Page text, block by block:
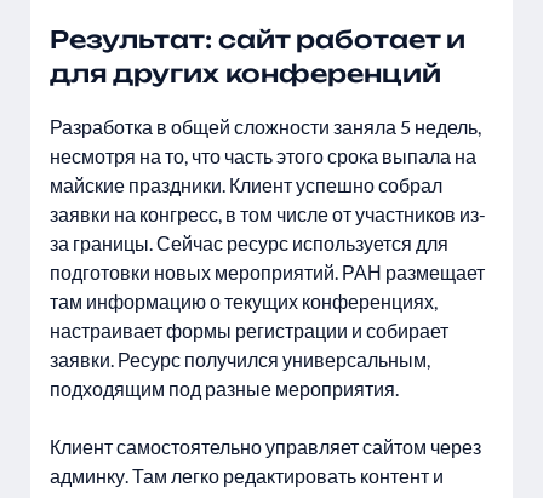
Результат: сайт работает и
для других конференций
Разработка в общей сложности заняла 5 недель,
несмотря на то, что часть этого срока выпала на
майские праздники. Клиент успешно собрал
заявки на конгресс, в том числе от участников из-
за границы. Сейчас ресурс используется для
подготовки новых мероприятий. РАН размещает
там информацию о текущих конференциях,
настраивает формы регистрации и собирает
заявки. Ресурс получился универсальным,
подходящим под разные мероприятия.
Клиент самостоятельно управляет сайтом через
админку. Там легко редактировать контент и